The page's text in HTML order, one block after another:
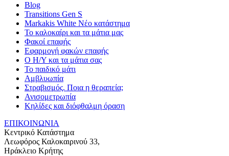
Blog
Transitions Gen S
Markakis White Νέο κατάστημα
Το καλοκαίρι και τα μάτια μας
Φακοί επαφής
Εφαρμογή φακών επαφής
Ο Η/Υ και τα μάτια σας
Το παιδικό μάτι
Αμβλυωπία
Στραβισμός. Ποια η θεραπεία;
Ανισομετρωπία
Κηλίδες και διόφθαλμη όραση
ΕΠΙΚΟΙΝΩΝΙΑ
Κεντρικό Κατάστημα
Λεωφόρος Καλοκαιρινού 33,
Ηράκλειο Κρήτης